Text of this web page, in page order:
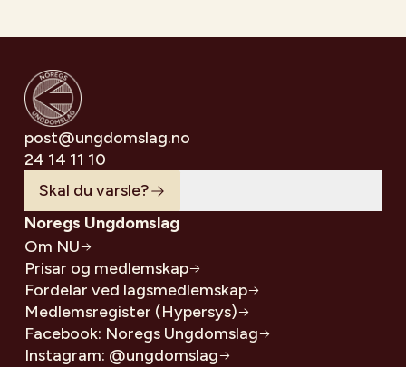
post@ungdomslag.no
24 14 11 10
Skal du varsle?
Noregs Ungdomslag
Om NU
Prisar og medlemskap
Fordelar ved lagsmedlemskap
Medlemsregister (Hypersys)
Facebook: Noregs Ungdomslag
Instagram: @ungdomslag